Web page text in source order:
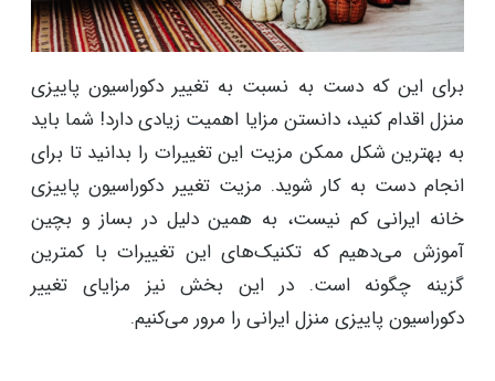
برای این که دست به نسبت به تغییر دکوراسیون پاییزی
منزل اقدام کنید، دانستن مزایا اهمیت زیادی دارد! شما باید
به بهترین شکل ممکن مزیت این تغییرات را بدانید تا برای
انجام دست به کار شوید. مزیت تغییر دکوراسیون پاییزی
خانه ایرانی کم نیست، به همین دلیل در بساز و بچین
آموزش می‌دهیم که تکنیک‌های این تغییرات با کمترین
گزینه چگونه است. در این بخش نیز مزایای تغییر
دکوراسیون پاییزی منزل ایرانی را مرور می‌کنیم.